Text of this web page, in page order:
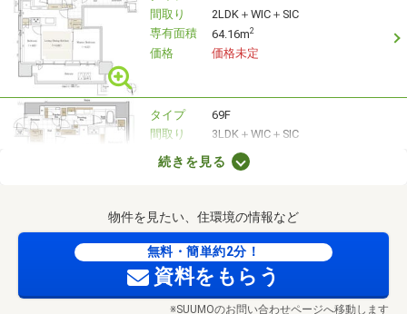
間取り
2LDK＋WIC＋SIC
専有面積
64.16m2
価格 価格未定
タイプ
69F
間取り
3LDK＋WIC＋SIC
専有面積
69.59m
価格未定
タイプ
75A
間取り
3LDK＋WTC＋SIC
専有面積
75.64m2
価格 価格未定
続きを見る
物件を見たい、住環境の情報など
無料・簡単約2分！
資料をもらう
※SUUMOのお問い合わせページへ移動します